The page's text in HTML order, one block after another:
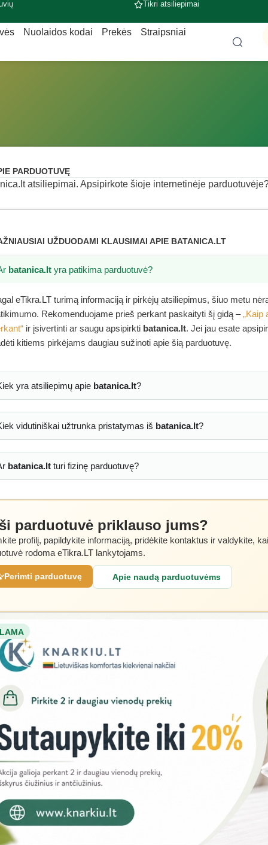
Tikri atsiliepimai
Nuolaidos kodai Prekės Straipsniai
PARDUOTUVĘ
atsiliepimai. Apsipirkote šioje internetinėje
UŽDUODAMI KLAUSIMAI APIE BATANICA.LT
batanica.lt yra patikima parduotuvė?
eTikra.LT turimą informaciją ir pirkėjų atsiliepimus, šiuo metu
Rekomenduojame prieš perkant paskaityti šį gidą –„Kaip
ir įsivertinti ar saugu apsipirkti batanica.lt. Jei jau esate
kitiems pirkėjams daugiau sužinoti apie šią parduotuvę.
yra atsiliepimų apie batanica.lt?
vidutiniškai užtrunka pristatymas iš batanica.lt?
batanica.ltturi fizinę parduotuvę?
parduotuvė priklauso jums?
profilį, papildykite informaciją, pridėkite kontaktus ir valdykite,
rodoma eTikra.LT lankytojams.
Perimti parduotuvę Apie naudą parduotuvėms